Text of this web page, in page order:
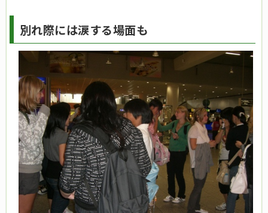
別れ際には涙する場面も